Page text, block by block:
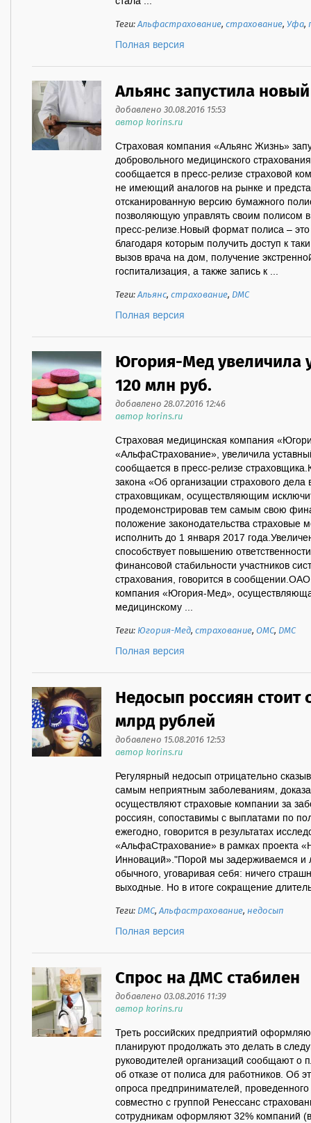
Теги:Альфастрахование,страхование, Уфа,
Полная версия
Альянс запустила
добавлено 30.08.2016 15:53
автор korins.ru
Страховая компания «Альянс Жизнь»
добровольного медицинского
сообщается в пресс-релизе страховой
не имеющий аналогов на рынке и
отсканированную версию бумажного
позволяющую управлять своим полисом
пресс-релизе.Новый формат полиса – это
благодаря которым получить доступ к
вызов врача на дом, получение
госпитализация, а также запись к ...
Теги:Альянс,страхование, ДМС
Полная версия
Югория-Мед увеличила
120 млн руб.
добавлено 28.07.2016 12:46
автор korins.ru
Страховая медицинская компания
«АльфаСтрахование», увеличила
сообщается в пресс-релизе
закона «Об организации страхового
страховщикам, осуществляющим
продемонстрировав тем самым свою
положение законодательства страховые
исполнить до 1 января 2017
способствует повышению
финансовой стабильности участников
страхования, говорится в
компания «Югория-Мед»,
медицинскому ...
Теги:Югория-Мед,страхование,ОМС, ДМС
Полная версия
Недосып россиян стоит
млрд рублей
добавлено 15.08.2016 12:53
автор korins.ru
Регулярный недосып отрицательно
самым неприятным заболеваниям,
осуществляют страховые компании за
россиян, сопоставимы с выплатами по
ежегодно, говорится в результатах
«АльфаСтрахование» в рамках проекта
Инноваций»."Порой мы задерживаемся и
обычного, уговаривая себя: ничего
выходные. Но в итоге сокращение
Теги:ДМС,Альфастрахование,недосып
Полная версия
Спрос на ДМС стабилен
добавлено 03.08.2016 11:39
автор korins.ru
Треть российских предприятий
планируют продолжать это делать в
руководителей организаций сообщают о
об отказе от полиса для работников. Об
опроса предпринимателей,
совместно с группой Ренессанс
сотрудникам оформляют 32% компаний